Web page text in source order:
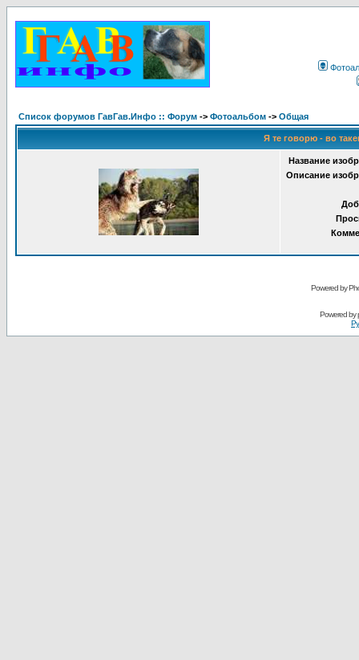
Список форумов ГавГав.Инфо :: Форум -> Фотоальбом -> Общая
Я те говорю - во
Название
Описание
Powered by
Powered by